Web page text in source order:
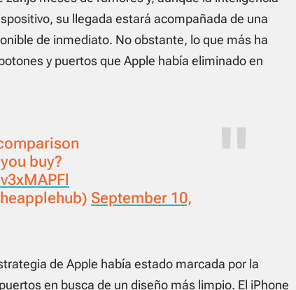
su llegada estará acompañada de una
de inmediato. No obstante, lo que más ha
y puertos que Apple había eliminado en
buy?
September 10,
de Apple había estado marcada por la
en busca de un diseño más limpio. El iPhone